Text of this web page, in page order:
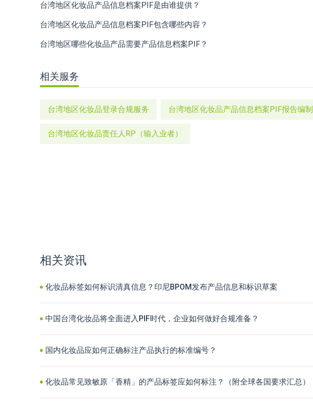
台湾地区化妆品产品信息档案PIF是由谁提供？
台湾地区化妆品产品信息档案PIF包含哪些内容？
台湾地区哪些化妆品产品需要产品信息档案PIF？
相关服务
台湾地区化妆品登录合规服务 台湾地区化妆品产品信息档案PIF报告编制
台湾地区化妆品责任人RP（输入业者）
相关资讯
化妆品标签如何标识清真信息？印尼BPOM发布产品信息和标识草案
中国台湾化妆品将全面进入PIF时代，企业如何做好合规准备？
国内化妆品应如何正确标注产品执行的标准编号？
化妆品常见致敏原「香精」的产品标签应如何标注？（附全球各国要求汇总）